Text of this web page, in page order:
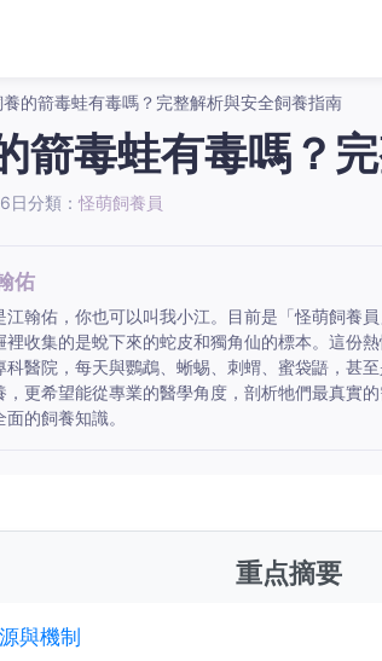
養的箭毒蛙有毒嗎？完整解析與安全飼養指南
箭毒蛙有毒嗎？
日分類： 怪萌飼養員
佑
江翰佑，你也可以叫我小江。目前是「怪萌飼養
裡收集的是蛻下來的蛇皮和獨角仙的標本。這份
科醫院，每天與鸚鵡、蜥蜴、刺蝟、蜜袋鼯，甚
，更希望能從專業的醫學角度，剖析牠們最真實
的飼養知識。
重点摘要
與機制